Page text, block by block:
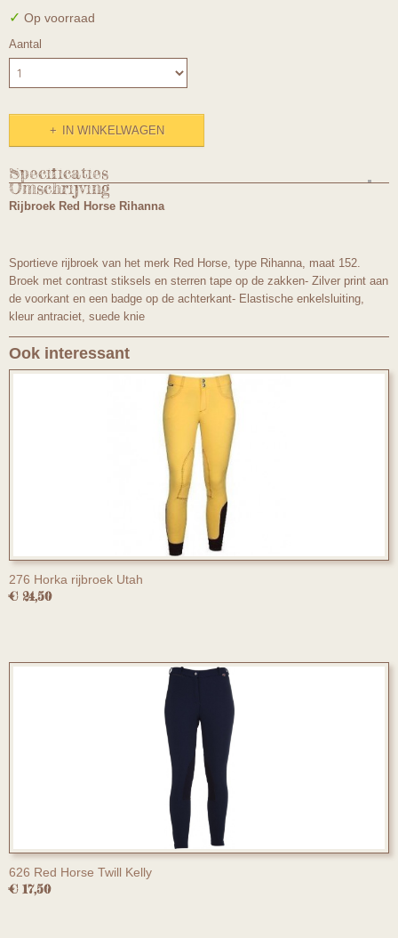
✓ Op voorraad
Aantal
IN WINKELWAGEN
Specificaties
Productcode
304mt152
Omschrijving
Rijbroek Red Horse Rihanna
Sportieve rijbroek van het merk Red Horse, type Rihanna, maat 152.
Broek met contrast stiksels en sterren tape op de zakken- Zilver print aan
de voorkant en een badge op de achterkant- Elastische enkelsluiting,
kleur antraciet, suede knie
Ook interessant
276 Horka rijbroek Utah
€ 24,50
626 Red Horse Twill Kelly
€ 17,50